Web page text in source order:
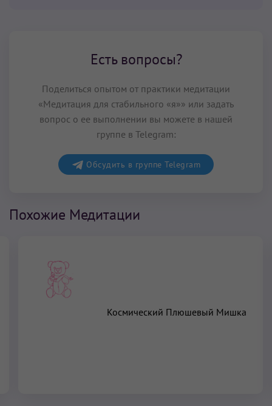
Есть вопросы?
Поделиться опытом от практики медитации
«Медитация для стабильного «я»» или задать
вопрос о ее выполнении вы можете в нашей
группе в Telegram:
Обсудить в группе Telegram
Похожие Медитации
Космический Плюшевый Мишка